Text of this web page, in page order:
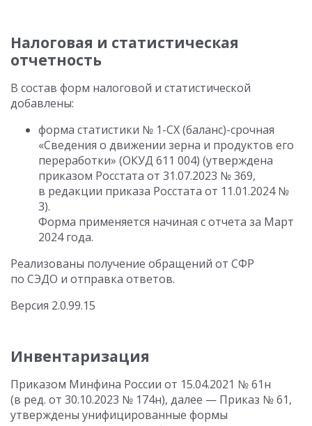
Налоговая и статистическая
отчетность
В состав форм налоговой и статистической
добавлены:
форма статистики № 1-СХ (баланс)-срочная
«Сведения о движении зерна и продуктов его
переработки» (ОКУД 611 004) (утверждена
приказом Росстата от 31.07.2023 № 369,
в редакции приказа Росстата от 11.01.2024№
3).
Форма применяется начиная с отчета за Март
2024 года.
Реализованы получение обращений от СФР
по СЭДО и отправка ответов.
Версия 2.0.99.15
Инвентаризация
Приказом Минфина России от 15.04.2021 № 61н
(в ред. от 30.10.2023 № 174н), далее — Приказ № 61,
утверждены унифицированные формы